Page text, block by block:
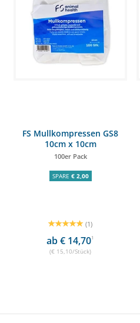
FS Mullkompressen GS8
10cm x 10cm
100er Pack
SPARE € 2,00
(1)
ab € 14,701
(€ 15,10/Stück)